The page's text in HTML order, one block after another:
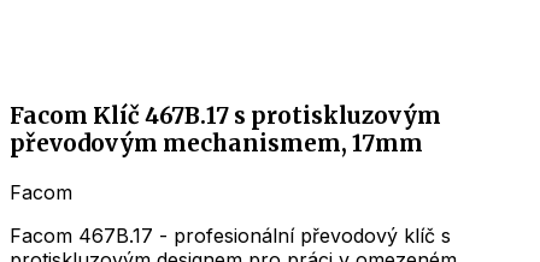
Facom Klíč 467B.17 s protiskluzovým
převodovým mechanismem, 17mm
Facom
Facom 467B.17 - profesionální převodový klíč s